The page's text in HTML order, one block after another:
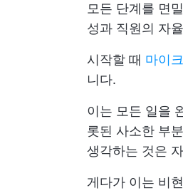
모든 단계를 면
성과 직원의 자
시작할 때 마이
니다.
이는 모든 일을
롯된 사소한 부
생각하는 것은
게다가 이는 비